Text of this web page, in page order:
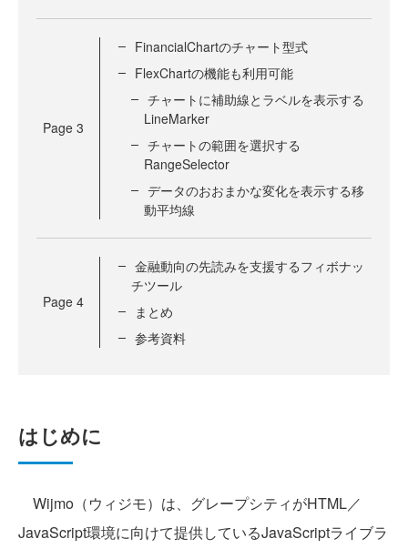
Page 3
FinancialChartのチャート型式
FlexChartの機能も利用可能
チャートに補助線とラベルを表示する
LineMarker
チャートの範囲を選択する
RangeSelector
データのおおまかな変化を表示する移
動平均線
Page 4
金融動向の先読みを支援するフィボナッ
チツール
まとめ
参考資料
はじめに
Wijmo（ウィジモ）は、グレープシティがHTML／
JavaScript環境に向けて提供しているJavaScriptライブラ